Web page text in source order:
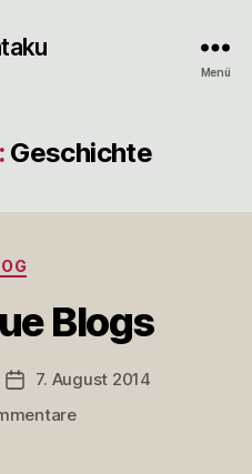
Menü
Geschichte
Kategorien
Blogs
Veröffentlichungsdatum
7. August 2014
zu